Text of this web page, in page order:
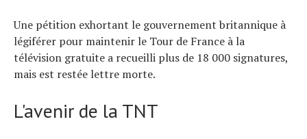
Une pétition exhortant le gouvernement britannique à
légiférer pour maintenir le Tour de France à la
télévision gratuite a recueilli plus de 18 000 signatures,
mais est restée lettre morte.
L'avenir de la TNT